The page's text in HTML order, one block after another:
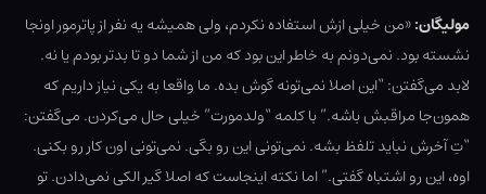
مولیگان:«من خیلی ازش استفاده نکردم، ولی همیشه یه نفر از پاترمور اونجا
نشسته بود. نمی‌دونم به خاطر این بود که من از شما دو تا بدتر بودم یا نه.
لابد می‌گفتن: “این اصلا نمی‌تونه گوش بده. ما واقعا به یکی نیاز داریم که
همون‌جا مراقبش باشه.” با کلمه “ولدمورت” خیلی حال می‌کردن. می‌گفتن:
“تِ آخرش نباید تلفظ بشه. نمی‌تونی این رو بگی. نمی‌تونی اون کار رو بکنی.
اوه، این رو اشتباه گفتی.” اما نکته اینجاست که اصلا گیر الکی نمی‌دادن. تو